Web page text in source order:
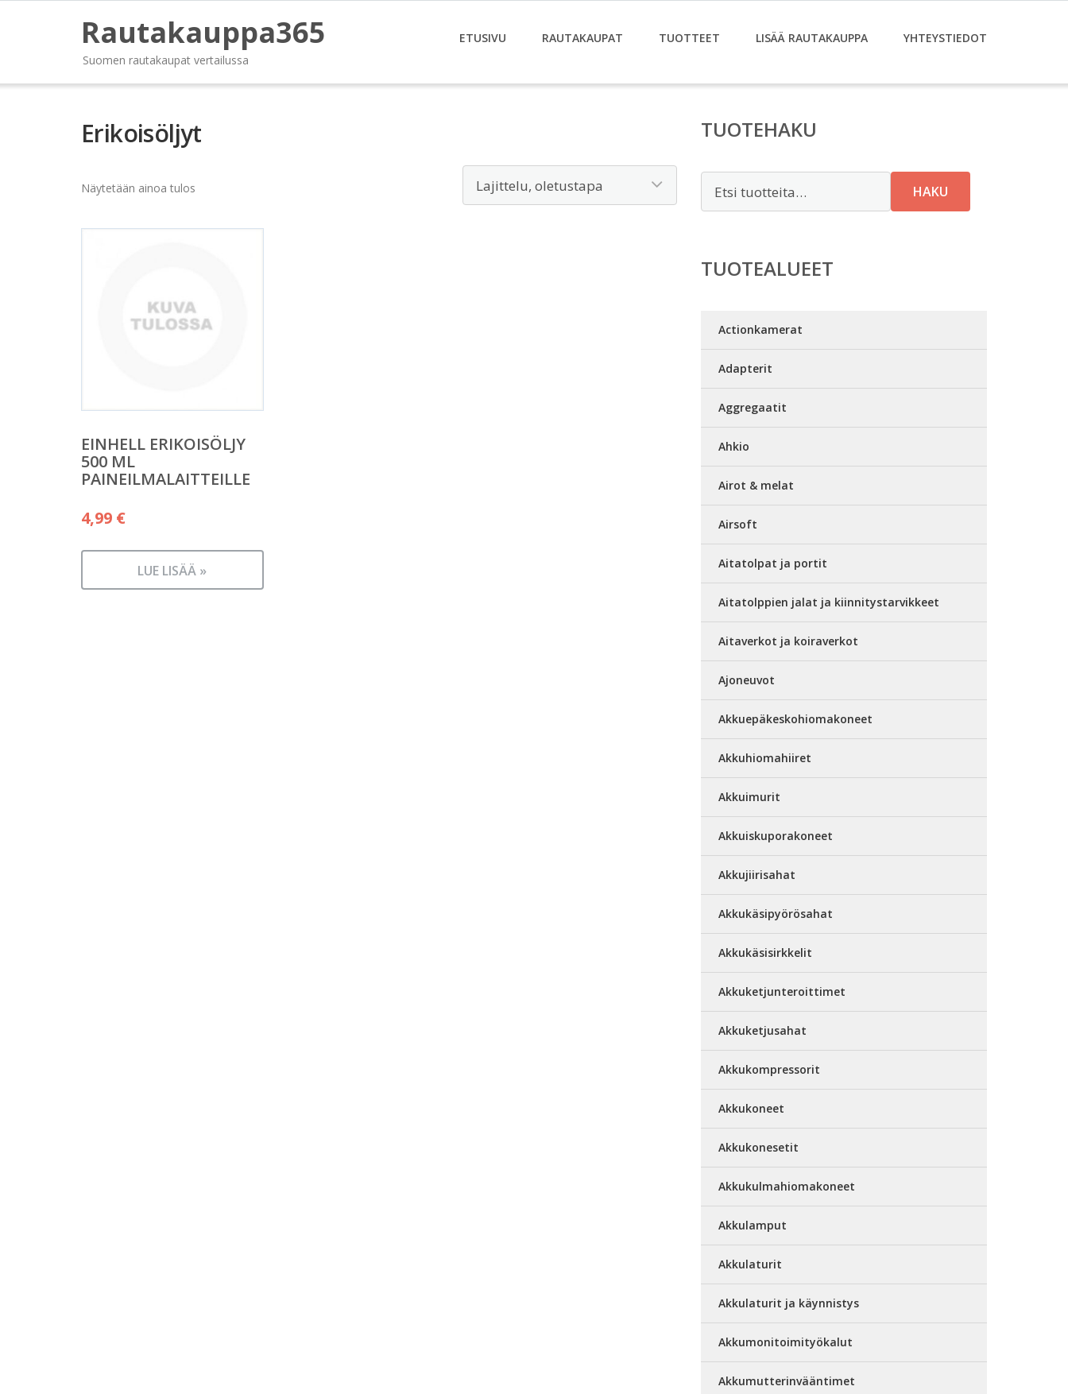
Rautakauppa365
Suomen rautakaupat vertailussa
ETUSIVU RAUTAKAUPAT TUOTTEET LISÄÄ RAUTAKAUPPA YHTEYSTIEDOT
Erikoisöljyt
Näytetään ainoa tulos
EINHELL ERIKOISÖLJY
500 ML
PAINEILMALAITTEILLE
4,99 €
LUE LISÄÄ »
TUOTEHAKU
HAKU
TUOTEALUEET
Actionkamerat
Adapterit
Aggregaatit
Ahkio
Airot & melat
Airsoft
Aitatolpat ja portit
Aitatolppien jalat ja kiinnitystarvikkeet
Aitaverkot ja koiraverkot
Ajoneuvot
Akkuepäkeskohiomakoneet
Akkuhiomahiiret
Akkuimurit
Akkuiskuporakoneet
Akkujiirisahat
Akkukäsipyörösahat
Akkukäsisirkkelit
Akkuketjunteroittimet
Akkuketjusahat
Akkukompressorit
Akkukoneet
Akkukonesetit
Akkukulmahiomakoneet
Akkulamput
Akkulaturit
Akkulaturit ja käynnistys
Akkumonitoimityökalut
Akkumutterinvääntimet